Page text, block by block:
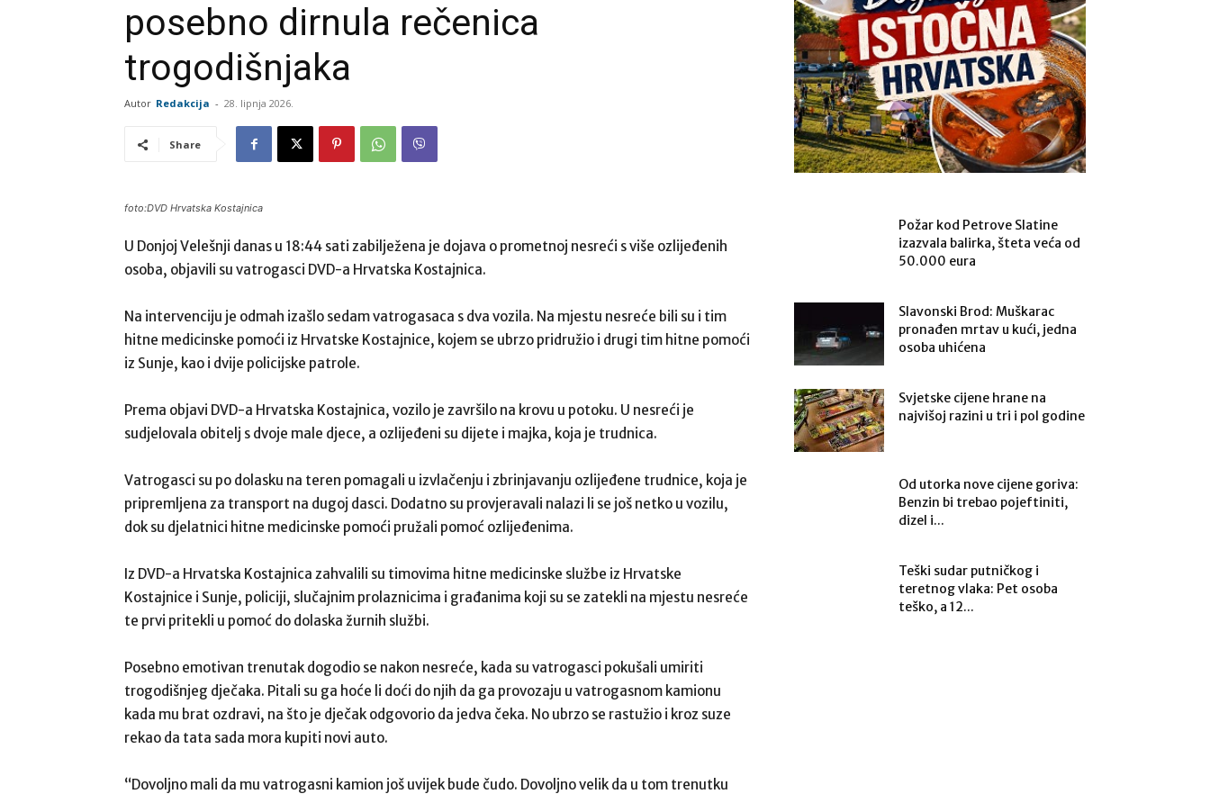
posebno dirnula rečenica
trogodišnjaka
Autor Redakcija - 28. lipnja 2026.
Share
foto:DVD Hrvatska Kostajnica
U Donjoj Velešnji danas u 18:44 sati zabilježena je dojava o prometnoj nesreći s više ozlijeđenih
osoba, objavili su vatrogasci DVD-a Hrvatska Kostajnica.
Na intervenciju je odmah izašlo sedam vatrogasaca s dva vozila. Na mjestu nesreće bili su i tim
hitne medicinske pomoći iz Hrvatske Kostajnice, kojem se ubrzo pridružio i drugi tim hitne pomoći
iz Sunje, kao i dvije policijske patrole.
Prema objavi DVD-a Hrvatska Kostajnica, vozilo je završilo na krovu u potoku. U nesreći je
sudjelovala obitelj s dvoje male djece, a ozlijeđeni su dijete i majka, koja je trudnica.
Vatrogasci su po dolasku na teren pomagali u izvlačenju i zbrinjavanju ozlijeđene trudnice, koja je
pripremljena za transport na dugoj dasci. Dodatno su provjeravali nalazi li se još netko u vozilu,
dok su djelatnici hitne medicinske pomoći pružali pomoć ozlijeđenima.
Iz DVD-a Hrvatska Kostajnica zahvalili su timovima hitne medicinske službe iz Hrvatske
Kostajnice i Sunje, policiji, slučajnim prolaznicima i građanima koji su se zatekli na mjestu nesreće
te prvi pritekli u pomoć do dolaska žurnih službi.
Posebno emotivan trenutak dogodio se nakon nesreće, kada su vatrogasci pokušali umiriti
trogodišnjeg dječaka. Pitali su ga hoće li doći do njih da ga provozaju u vatrogasnom kamionu
kada mu brat ozdravi, na što je dječak odgovorio da jedva čeka. No ubrzo se rastužio i kroz suze
rekao da tata sada mora kupiti novi auto.
“Dovoljno mali da mu vatrogasni kamion još uvijek bude čudo. Dovoljno velik da u tom trenutku
Požar kod Petrove Slatine
izazvala balirka, šteta veća od
50.000 eura
Slavonski Brod: Muškarac
pronađen mrtav u kući, jedna
osoba uhićena
Svjetske cijene hrane na
najvišoj razini u tri i pol godine
Od utorka nove cijene goriva:
Benzin bi trebao pojeftiniti,
dizel i...
Teški sudar putničkog i
teretnog vlaka: Pet osoba
teško, a 12...